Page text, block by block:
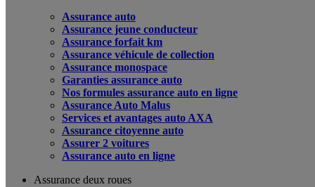
Assurance auto
Assurance jeune conducteur
Assurance forfait km
Assurance véhicule de collection
Assurance monospace
Garanties assurance auto
Nos formules assurance auto en ligne
Assurance Auto Malus
Services et avantages auto AXA
Assurance citoyenne auto
Assurer 2 voitures
Assurance auto en ligne
Assurance deux roues